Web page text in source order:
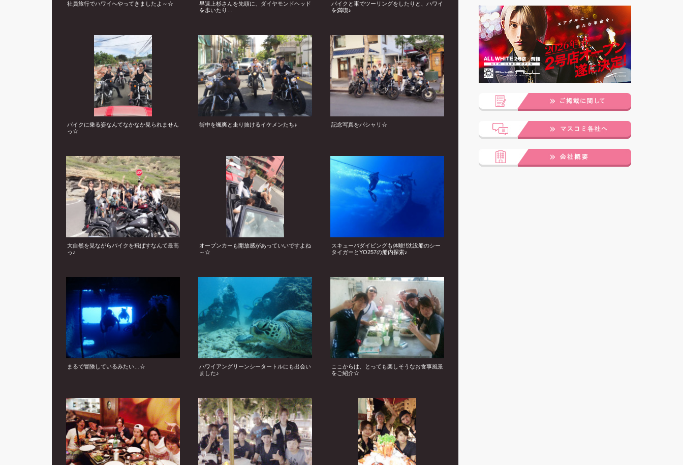
社員旅行でハワイへやってきましたよ～☆
早速上杉さんを先頭に、ダイヤモンドヘッド
を歩いたり…
バイクと車でツーリングをしたりと、ハワイ
を満喫♪
バイクに乗る姿なんてなかなか見られません
っ☆
街中を颯爽と走り抜けるイケメンたち♪ 記念写真をパシャリ☆
大自然を見ながらバイクを飛ばすなんて最高
っ♪
オープンカーも開放感があっていいですよね
～☆
スキューバダイビングも体験!!沈没船のシー
タイガーとYO257の船内探索♪
まるで冒険しているみたい…☆
ハワイアングリーンシータートルにも出会い
ました♪
ここからは、とっても楽しそうなお食事風景
をご紹介☆